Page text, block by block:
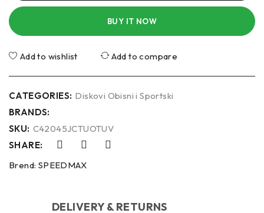
BUY IT NOW
Add to wishlist Add to compare
CATEGORIES: Diskovi Obisni i Sportski
BRANDS:
SKU: C42045JCTUOTUV
SHARE:
Brend: SPEEDMAX
DELIVERY & RETURNS